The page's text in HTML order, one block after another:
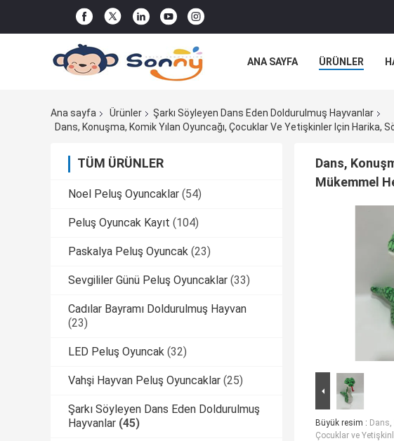
ANA SAYFA ÜRÜNLER
Ana sayfa
Ürünler
Şarkı Söyleyen Dans Eden Doldurulmuş Hayvanlar
Dans, Konuşma, Komik Yılan Oyuncağı, Çocuklar Ve Yetişkinler Için Harika,
TÜM ÜRÜNLER
Noel Peluş Oyuncaklar (54)
Peluş Oyuncak Kayıt (104)
Paskalya Peluş Oyuncak (23)
Sevgililer Günü Peluş Oyuncaklar (33)
Cadılar Bayramı Doldurulmuş Hayvan
(23)
LED Peluş Oyuncak (32)
Vahşi Hayvan Peluş Oyuncaklar (25)
Şarkı Söyleyen Dans Eden Doldurulmuş
Hayvanlar (45)
Dans,
Mükemmel
Büyük resim : Dans,
Çocuklar ve